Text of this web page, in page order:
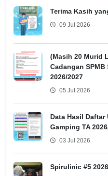
Terima Kasih
09 Jul 2026
(Masih 20 Murid
Cadangan SPMB
2026/2027
05 Jul 2026
Data Hasil Daftar
Gamping TA
03 Jul 2026
Spirulinic #5 2026